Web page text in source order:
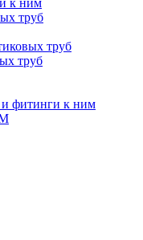
труб
труб
труб
фитинги к ним